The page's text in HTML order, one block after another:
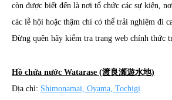
còn được biết đến là nơi tổ chức các sự kiện,
các lễ hội hoặc thậm chí có thể trải nghiệm đi
Đừng quên hãy kiểm tra trang web chính thức
Hồ chứa nước Watarase (渡良瀬遊水地)
Địa chỉ: Shimonamai, Oyama, Tochigi